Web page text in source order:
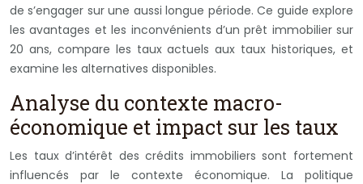
de s’engager sur une aussi longue période. Ce guide explore
les avantages et les inconvénients d’un prêt immobilier sur
20 ans, compare les taux actuels aux taux historiques, et
examine les alternatives disponibles.
Analyse du contexte macro-
économique et impact sur les taux
Les taux d’intérêt des crédits immobiliers sont fortement
influencés par le contexte économique. La politique